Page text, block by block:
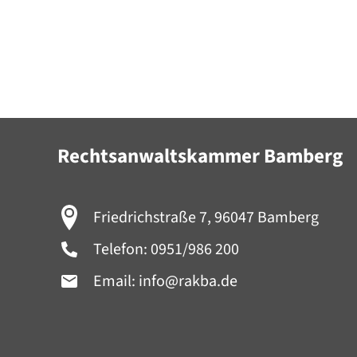
Rechtsanwaltskammer Bamberg
Friedrichstraße 7, 96047 Bamberg
Telefon: 0951/986 200
Email: info@rakba.de